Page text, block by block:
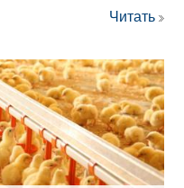
Читать